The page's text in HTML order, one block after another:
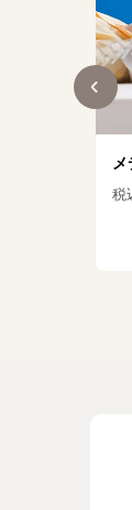
メデ